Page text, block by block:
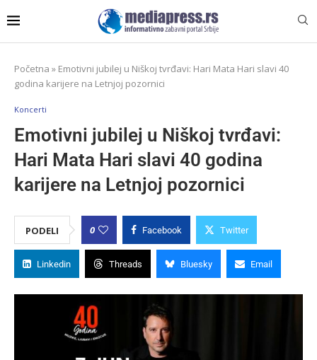
Početna » Emotivni jubilej u Niškoj tvrđavi: Hari Mata Hari slavi 40
godina karijere na Letnjoj pozornici
Koncerti
Emotivni jubilej u Niškoj tvrđavi:
Hari Mata Hari slavi 40 godina
karijere na Letnjoj pozornici
PODELI 0 Facebook Twitter
Linkedin Threads Bluesky Email